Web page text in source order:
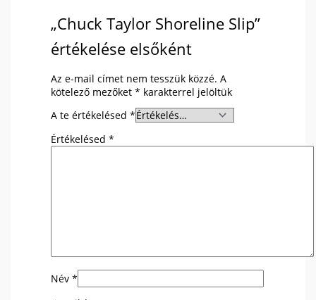
„Chuck Taylor Shoreline Slip”
értékelése elsőként
Az e-mail címet nem tesszük közzé. A
kötelező mezőket * karakterrel jelöltük
A te értékelésed *
Értékelésed *
Név *